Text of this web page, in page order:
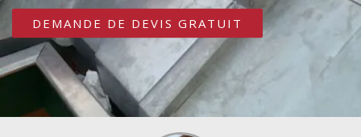
DEMANDE DE DEVIS GRATUIT